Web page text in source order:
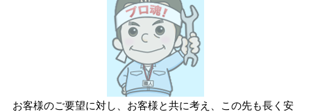
お客様のご要望に対し、お客様と共に考え、この先も長く安